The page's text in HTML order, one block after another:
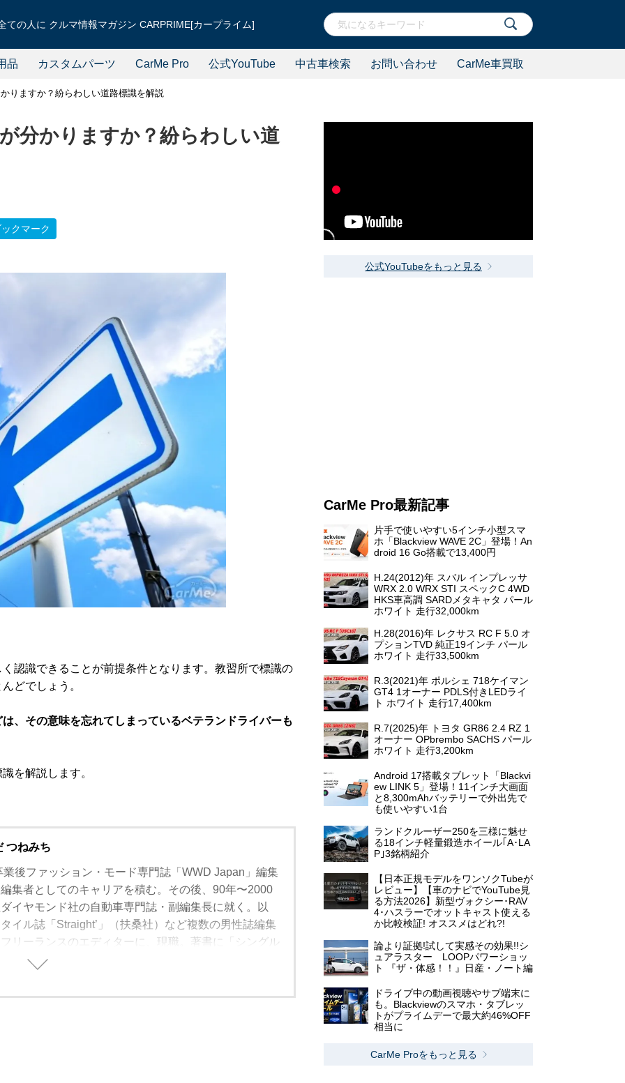
ての人に クルマ情報マガジン CARPRIME[カープライム]
品 カスタムパーツ CarMe Pro 公式YouTube 中古車検索 お問い合わせ CarMe車買取
りますか？紛らわしい道路標識を解説
分かりますか？紛らわしい道
クマーク
認識できることが前提条件となります。教習所で標識の
どでしょう。
、その意味を忘れてしまっているベテランドライバーも
を解説します。
つねみち
後ファッション・モード専門誌「WWD Japan」編集
集者としてのキャリアを積む。その後、90年〜2000
イヤモンド社の自動車専門誌・副編集長に就く。以
イル誌「Straight’」（扶桑社）など複数の男性誌編集
リーランスのエディターに、現職。著書に「シングル
（学習研究社）がある。
公式YouTubeをもっと見る
CarMe Pro最新記事
片手で使いやすい5インチ小型スマ
ホ「Blackview WAVE 2C」登場！An
droid 16 Go搭載で13,400円
H.24(2012)年 スバル インプレッサ
WRX 2.0 WRX STI スペックC 4WD
HKS車高調 SARDメタキャタ パール
ホワイト 走行32,000km
H.28(2016)年 レクサス RC F 5.0 オ
プションTVD 純正19インチ パール
ホワイト 走行33,500km
R.3(2021)年 ポルシェ 718ケイマン
GT4 1オーナー PDLS付きLEDライ
ト ホワイト 走行17,400km
R.7(2025)年 トヨタ GR86 2.4 RZ 1
オーナー OPbrembo SACHS パール
ホワイト 走行3,200km
Android 17搭載タブレット「Blackvi
ew LINK 5」登場！11インチ大画面
と8,300mAhバッテリーで外出先で
も使いやすい1台
ランドクルーザー250を三様に魅せ
る18インチ軽量鍛造ホイール｢A･LA
P｣3銘柄紹介
【日本正規モデルをワンソクTubeが
レビュー】【車のナビでYouTube見
る方法2026】新型ヴォクシー･RAV
4･ハスラーでオットキャスト使える
か比較検証! オススメはどれ?!
論より証拠!試して実感その効果!!シ
ュアラスター LOOPパワーショッ
ト 『ザ・体感！！』日産・ノート編
ドライブ中の動画視聴やサブ端末に
も。Blackviewのスマホ・タブレッ
トがプライムデーで最大約46%OFF
相当に
CarMe Proをもっと見る